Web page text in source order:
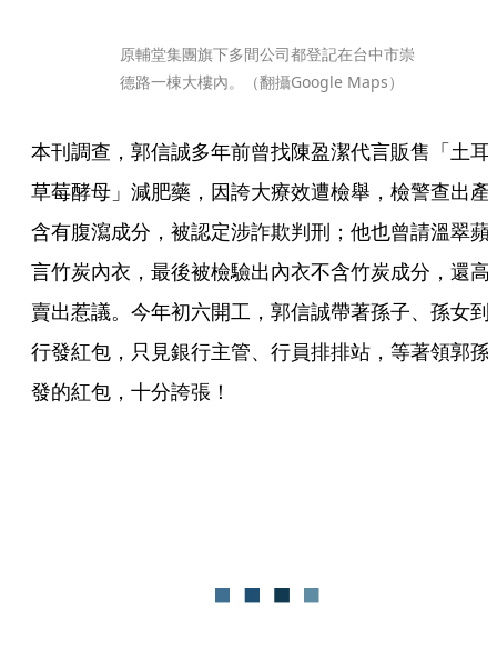
原輔堂集團旗下多間公司都登記在台中市崇
德路一棟大樓內。（翻攝Google Maps）
本刊調查，郭信誠多年前曾找陳盈潔代言販售「土耳
草莓酵母」減肥藥，因誇大療效遭檢舉，檢警查出產
含有腹瀉成分，被認定涉詐欺判刑；他也曾請溫翠蘋
言竹炭內衣，最後被檢驗出內衣不含竹炭成分，還高
賣出惹議。今年初六開工，郭信誠帶著孫子、孫女到
行發紅包，只見銀行主管、行員排排站，等著領郭孫
發的紅包，十分誇張！